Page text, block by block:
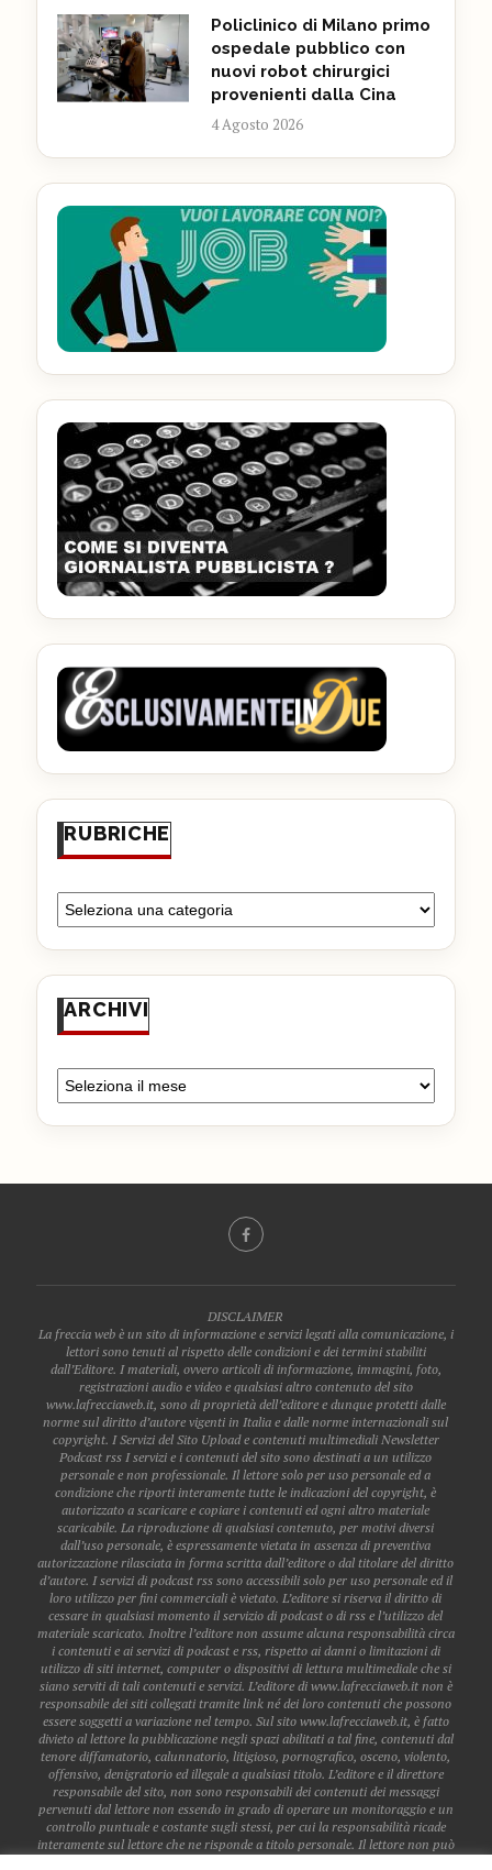
Policlinico di Milano primo
ospedale pubblico con
nuovi robot chirurgici
provenienti dalla Cina
4 Agosto 2026
RUBRICHE
ARCHIVI
DISCLAIMER
La freccia web è un sito di informazione e servizi legati alla comunicazione, i
lettori sono tenuti al rispetto delle condizioni e dei termini stabiliti
dall’Editore. I materiali, ovvero articoli di informazione, immagini, foto,
registrazioni audio e video e qualsiasi altro contenuto del sito
www.lafrecciaweb.it, sono di proprietà dell’editore e dunque protetti dalle
norme sul diritto d’autore vigenti in Italia e dalle norme internazionali sul
copyright. I Servizi del Sito Upload e contenuti multimediali Newsletter
Podcast rss I servizi e i contenuti del sito sono destinati a un utilizzo
personale e non professionale. Il lettore solo per uso personale ed a
condizione che riporti interamente tutte le indicazioni del copyright, è
autorizzato a scaricare e copiare i contenuti ed ogni altro materiale
scaricabile. La riproduzione di qualsiasi contenuto, per motivi diversi
dall’uso personale, è espressamente vietata in assenza di preventiva
autorizzazione rilasciata in forma scritta dall’editore o dal titolare del diritto
d’autore. I servizi di podcast rss sono accessibili solo per uso personale ed il
loro utilizzo per fini commerciali è vietato. L’editore si riserva il diritto di
cessare in qualsiasi momento il servizio di podcast o di rss e l’utilizzo del
materiale scaricato. Inoltre l’editore non assume alcuna responsabilità circa
i contenuti e ai servizi di podcast e rss, rispetto ai danni o limitazioni di
utilizzo di siti internet, computer o dispositivi di lettura multimediale che si
siano serviti di tali contenuti e servizi. L’editore di www.lafrecciaweb.it non è
responsabile dei siti collegati tramite link né dei loro contenuti che possono
essere soggetti a variazione nel tempo. Sul sito www.lafrecciaweb.it, è fatto
divieto al lettore la pubblicazione negli spazi abilitati a tal fine, contenuti dal
tenore diffamatorio, calunnatorio, litigioso, pornografico, osceno, violento,
offensivo, denigratorio ed illegale a qualsiasi titolo. L’editore e il direttore
responsabile del sito, non sono responsabili dei contenuti dei messaggi
pervenuti dal lettore non essendo in grado di operare un monitoraggio e un
controllo puntuale e costante sugli stessi, per cui la responsabilità ricade
interamente sul lettore che ne risponde a titolo personale. Il lettore non può